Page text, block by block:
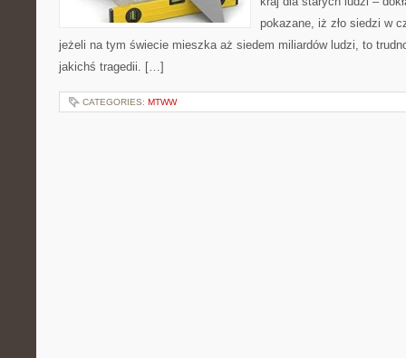
pokazane, iż zło siedzi w
jeżeli na tym świecie mieszka aż siedem miliardów ludzi, to
jakichś tragedii. […]
CATEGORIES: MTWW